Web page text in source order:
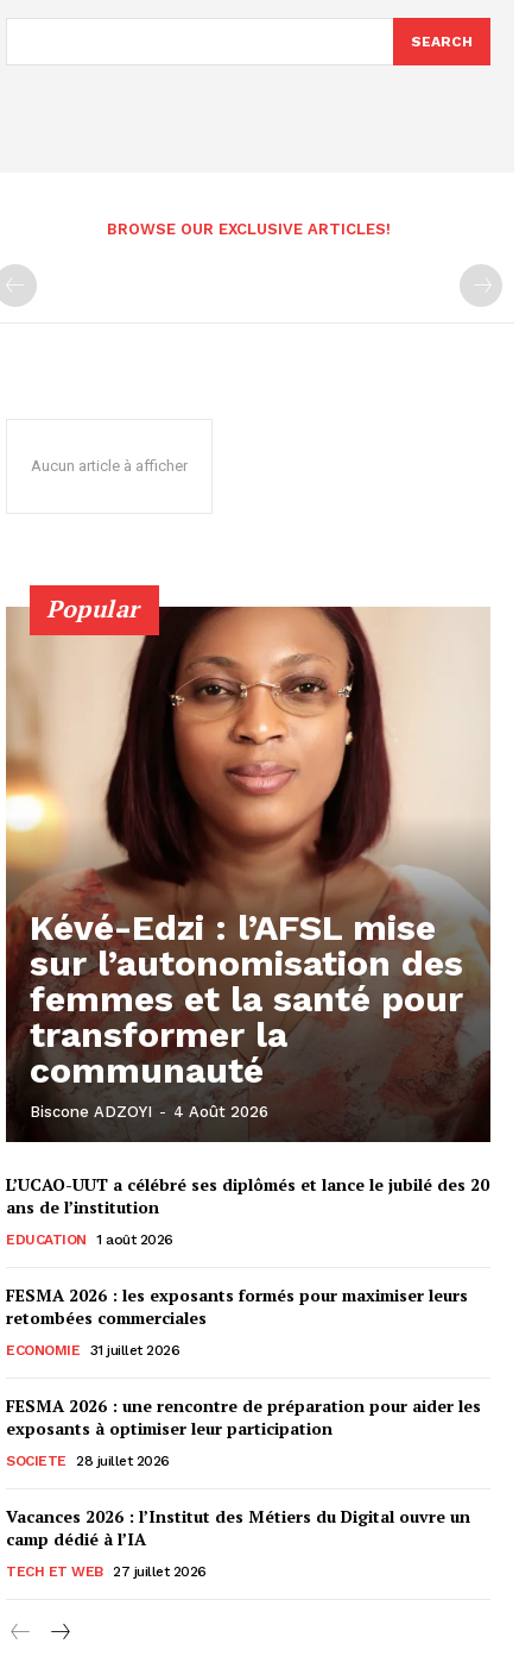
SEARCH
BROWSE OUR EXCLUSIVE ARTICLES!
Aucun article à afficher
Popular
Kévé-Edzi : l’AFSL mise
sur l’autonomisation des
femmes et la santé pour
transformer la
communauté
Biscone ADZOYI - 4 Août 2026
L’UCAO-UUT a célébré ses diplômés et lance le jubilé des 20
ans de l’institution
EDUCATION 1 août 2026
FESMA 2026 : les exposants formés pour maximiser leurs
retombées commerciales
ECONOMIE 31 juillet 2026
FESMA 2026 : une rencontre de préparation pour aider les
exposants à optimiser leur participation
SOCIETE 28 juillet 2026
Vacances 2026 : l’Institut des Métiers du Digital ouvre un
camp dédié à l’IA
TECH ET WEB 27 juillet 2026